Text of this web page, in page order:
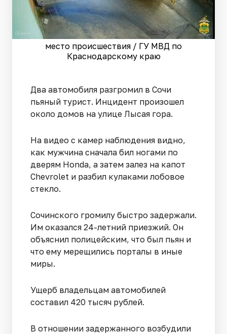
место происшествия / ГУ МВД по
Краснодарскому краю
Два автомобиля разгромил в Сочи
пьяный турист. Инцидент произошел
около домов на улице Лысая гора.
На видео с камер наблюдения видно,
как мужчина сначала бил ногами по
дверям Honda, а затем залез на капот
Chevrolet и разбил кулаками лобовое
стекло.
Сочинского громилу быстро задержали.
Им оказался 24-летний приезжий. Он
объяснил полицейским, что был пьян и
что ему мерещились порталы в иные
миры.
Ущерб владельцам автомобилей
составил 420 тысяч рублей.
В отношении задержанного возбудили